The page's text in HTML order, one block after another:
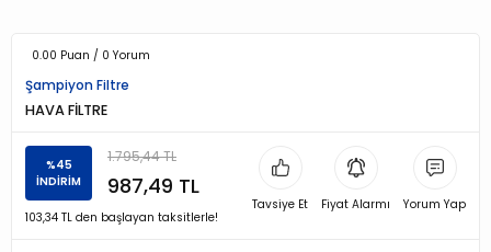
0.00 Puan / 0 Yorum
Şampiyon Filtre
HAVA FİLTRE
%45
İNDİRİM
1.795,44 TL
987,49 TL
103,34 TL den başlayan taksitlerle!
Tavsiye Et Fiyat Alarmı Yorum Yap